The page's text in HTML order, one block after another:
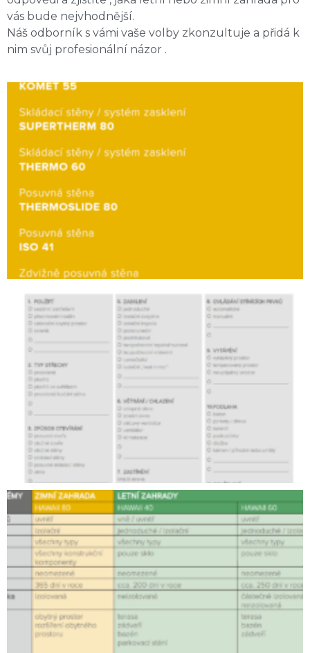
vás bude nejvhodnější.
Náš odborník s vámi vaše volby zkonzultuje a přidá k
nim svůj profesionální názor .